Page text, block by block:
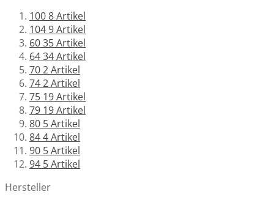
1008Artikel
1049Artikel
6035Artikel
6434Artikel
702Artikel
742Artikel
75 19Artikel
79 19Artikel
80 5Artikel
844Artikel
90 5Artikel
94 5Artikel
Hersteller